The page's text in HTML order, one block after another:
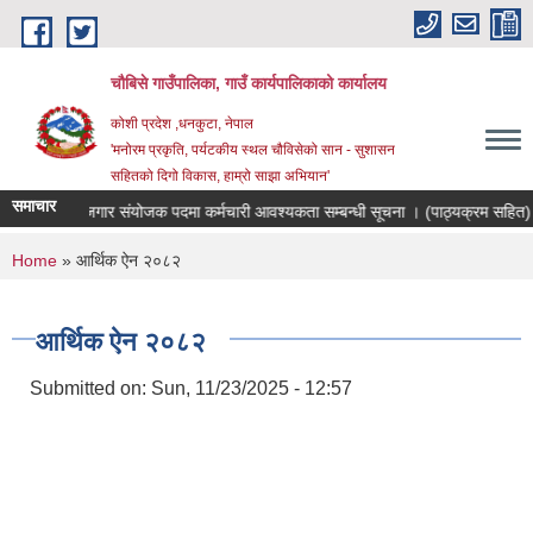
Skip to main content
चौबिसे गाउँपालिका, गाउँ कार्यपालिकाको कार्यालय
कोशी प्रदेश ,धनकुटा, नेपाल
'मनोरम प्रकृति, पर्यटकीय स्थल चौविसेको सान - सुशासन
सहितको दिगो विकास, हाम्रो साझा अभियान'
समाचार रोजगार संयोजक पदमा कर्मचारी आवश्यकता सम्बन्धी सूचना । (पाठ्यक्रम सहित)
You are here
Home » आर्थिक ऐन २०८२
आर्थिक ऐन २०८२
Submitted on: Sun, 11/23/2025 - 12:57